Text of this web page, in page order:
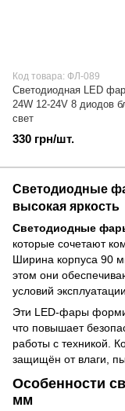
Код товара: ФЛ-089
Светодиодная LED
24W 12-24V 8 диодов
свет
330 грн/шт.
Светодиодные
высокая яркость
Светодиодные
которые сочетают
Ширина корпуса 90
этом они
условий эксплуатации.
Эти LED-фары
что повышает
работы с техникой.
защищён от влаги,
Особенности
мм